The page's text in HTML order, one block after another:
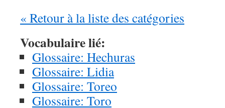
« Retour à la liste des catégories
Vocabulaire lié:
Glossaire: Hechuras
Glossaire: Lidia
Glossaire: Toreo
Glossaire: Toro